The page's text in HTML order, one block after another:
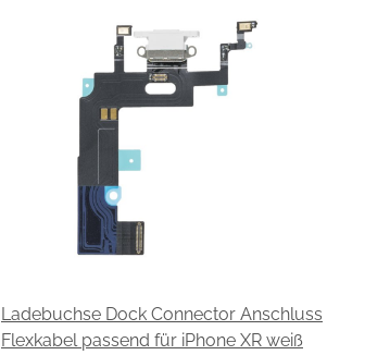
Ladebuchse Dock Connector Anschluss
Flexkabel passend für iPhone XR weiß